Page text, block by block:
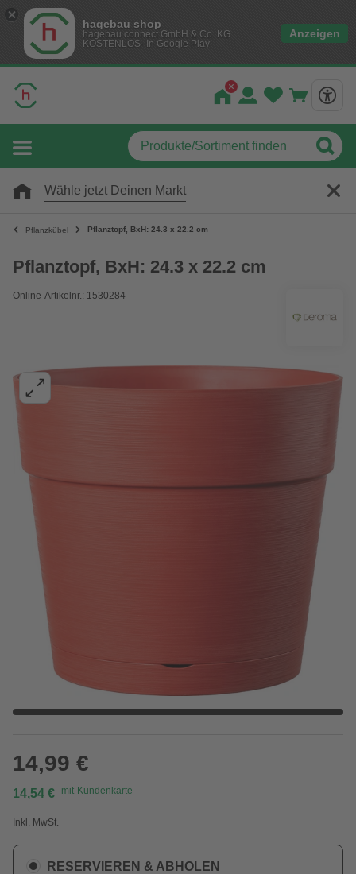
hagebau shop
hagebau connect GmbH & Co. KG
KOSTENLOS- In Google Play
Anzeigen
Wähle jetzt Deinen Markt
Pflanzkübel Pflanztopf, BxH: 24.3 x 22.2 cm
Pflanztopf, BxH: 24.3 x 22.2 cm
Online-Artikelnr.: 1530284
14,99 €
14,54 € mit Kundenkarte
Inkl. MwSt.
RESERVIEREN & ABHOLEN